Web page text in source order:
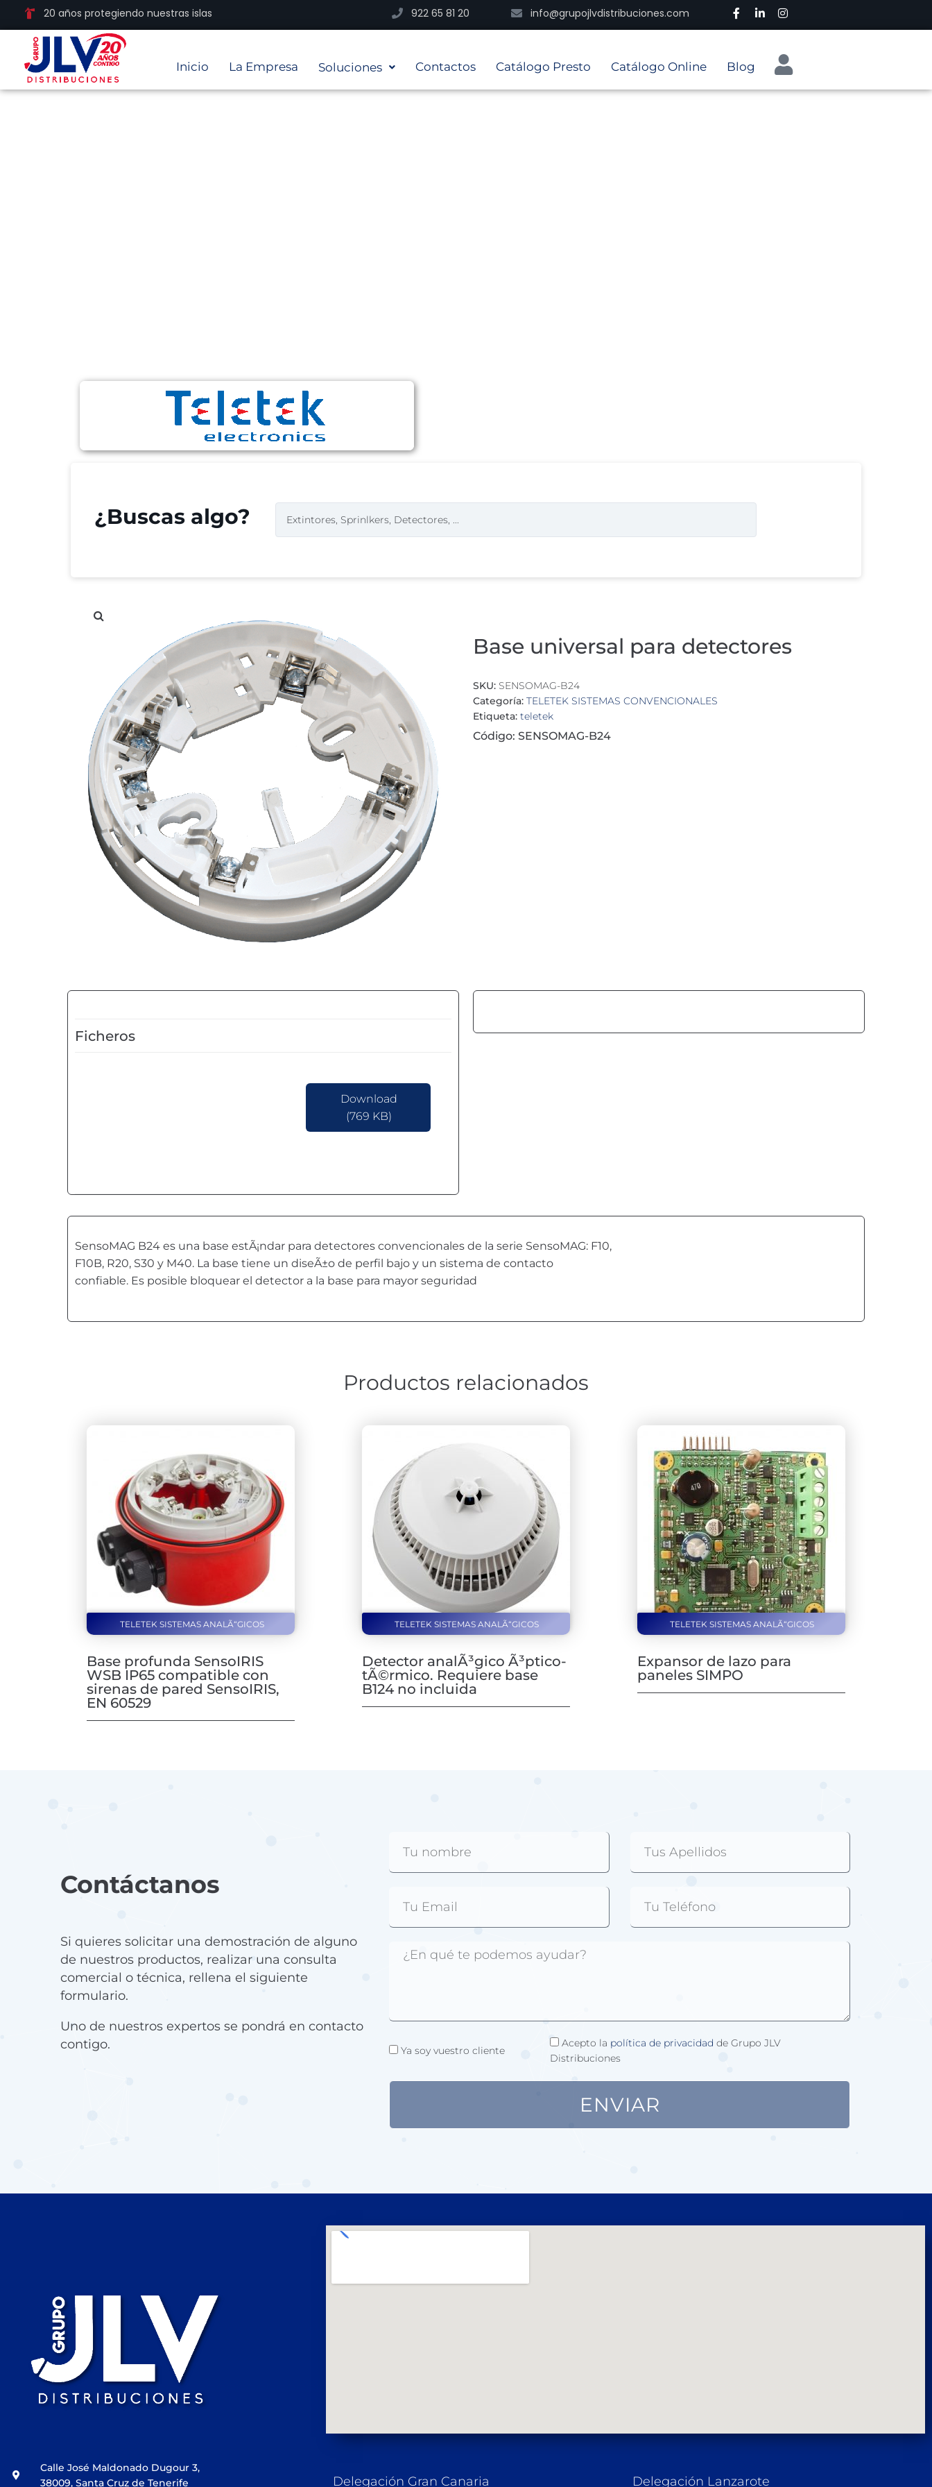
20 años protegiendo nuestras islas 922 65 81 20 info@grupojlvdistribuciones.com
Inicio La Empresa Soluciones Contactos Catálogo Presto Catálogo Online Blog
¿Buscas algo?
Base universal para detectores
SKU: SENSOMAG-B24
Categoría: TELETEK SISTEMAS CONVENCIONALES
Etiqueta: teletek
Código: SENSOMAG-B24
Ficheros
Download
(769 KB)
SensoMAG B24 es una base estÃ¡ndar para detectores convencionales de la serie SensoMAG: F10,
F10B, R20, S30 y M40. La base tiene un diseÃ±o de perfil bajo y un sistema de contacto
confiable. Es posible bloquear el detector a la base para mayor seguridad
Productos relacionados
TELETEK SISTEMAS ANALÃ“GICOS
Base profunda SensoIRIS
WSB IP65 compatible con
sirenas de pared SensoIRIS,
EN 60529
TELETEK SISTEMAS ANALÃ“GICOS
Detector analÃ³gico Ã³ptico-
tÃ©rmico. Requiere base
B124 no incluida
TELETEK SISTEMAS ANALÃ“GICOS
Expansor de lazo para
paneles SIMPO
Contáctanos
Si quieres solicitar una demostración de alguno
de nuestros productos, realizar una consulta
comercial o técnica, rellena el siguiente
formulario.
Uno de nuestros expertos se pondrá en contacto
contigo.
Ya soy vuestro cliente
Acepto la política de privacidad de Grupo JLV
Distribuciones
ENVIAR
Calle José Maldonado Dugour 3,
38009, Santa Cruz de Tenerife
Delegación Gran Canaria Delegación Lanzarote